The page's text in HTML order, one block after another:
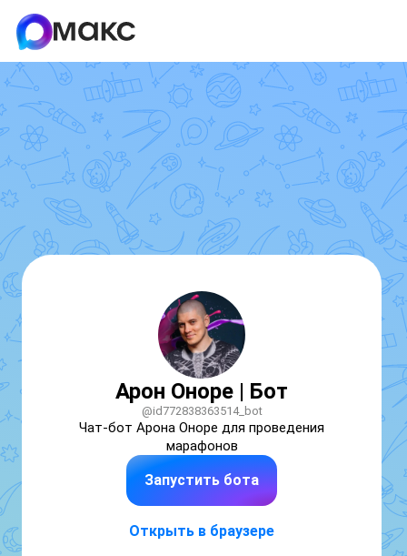
Арон Оноре | Бот
@id772838363514_bot
Чат-бот Арона Оноре для проведения
марафонов
Запустить бота
Открыть в браузере